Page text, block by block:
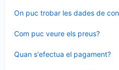
On puc trobar les dades de
tancat
Com puc veure els preus?
tancat
Quan s'efectua el pagament?
tancat